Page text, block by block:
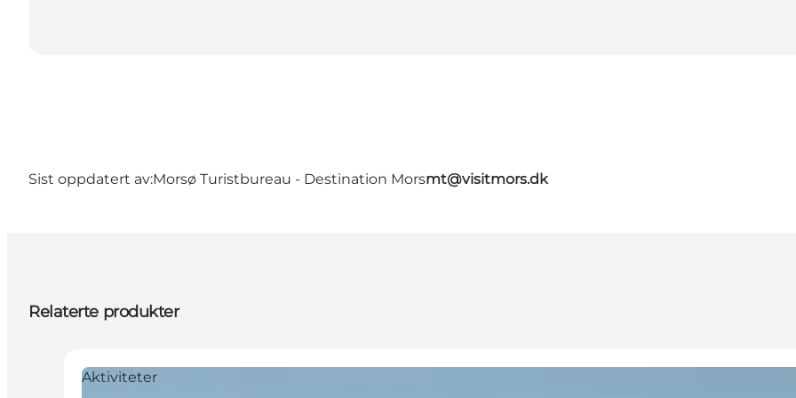
Sist oppdatert av:Morsø Turistbureau - Destination Morsmt@visitmors.dk
Relaterte produkter
Aktiviteter